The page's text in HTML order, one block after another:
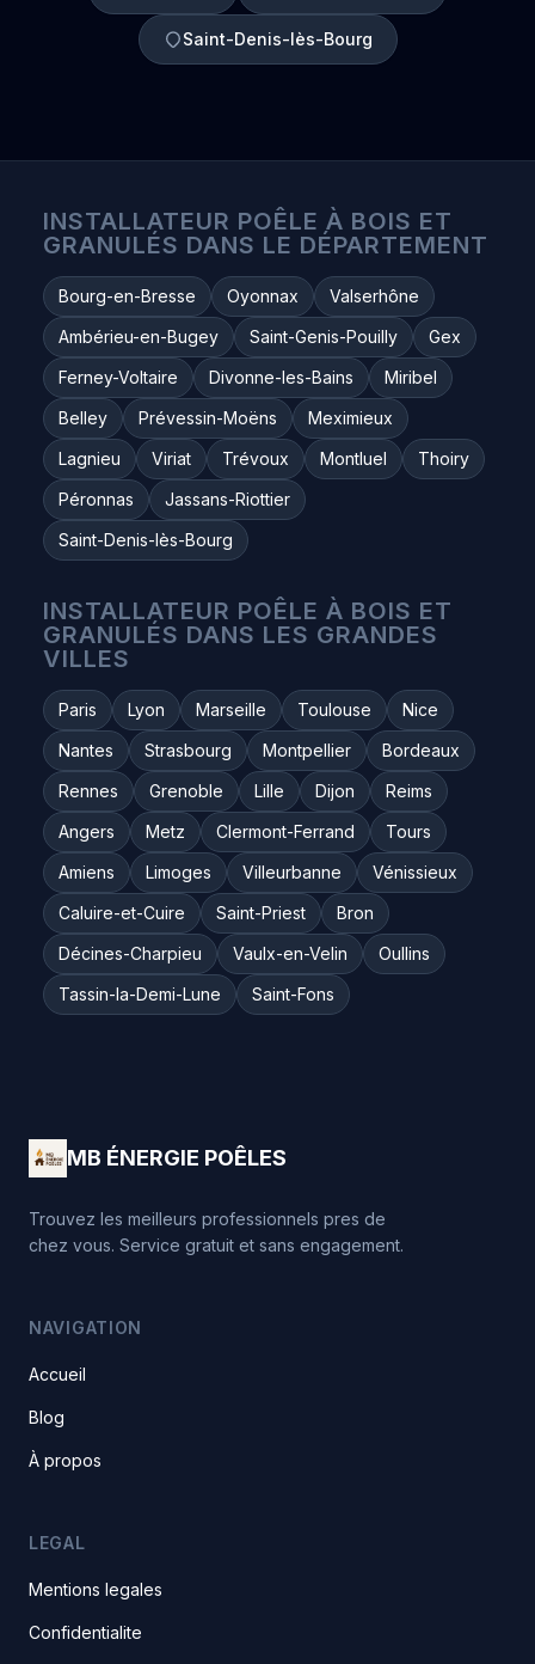
Saint-Denis-lès-Bourg
INSTALLATEUR POÊLE À BOIS ET
GRANULÉS DANS LE DÉPARTEMENT
Bourg-en-Bresse Oyonnax
Valserhône
Ambérieu-en-Bugey
Saint-Genis-Pouilly
Gex
Ferney-Voltaire
Divonne-les-Bains
Miribel
Belley
Prévessin-Moëns
Meximieux
Lagnieu
Viriat Trévoux Montluel
Thoiry
Péronnas
Jassans-Riottier
Saint-Denis-lès-Bourg
INSTALLATEUR POÊLE À BOIS ET
GRANULÉS DANS LES GRANDES
VILLES
Paris Lyon Marseille Toulouse
Nice
Nantes
Strasbourg Montpellier
Bordeaux
Rennes
Grenoble Lille Dijon
Reims
Angers
Metz Clermont-Ferrand
Tours
Amiens
Limoges Villeurbanne
Vénissieux
Caluire-et-Cuire
Saint-Priest
Bron
Décines-Charpieu
Vaulx-en-Velin
Oullins
Tassin-la-Demi-Lune
Saint-Fons
MB ÉNERGIE POÊLES
Trouvez les meilleurs professionnels pres de
chez vous. Service gratuit et sans engagement.
NAVIGATION
Accueil
Blog
À propos
LEGAL
Mentions legales
Confidentialite